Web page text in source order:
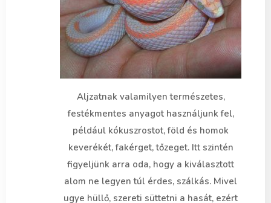
Aljzatnak valamilyen természetes,
festékmentes anyagot használjunk fel,
például kókuszrostot, föld és homok
keverékét, fakérget, tőzeget. Itt szintén
figyeljünk arra oda, hogy a kiválasztott
alom ne legyen túl érdes, szálkás. Mivel
ugye hüllő, szereti süttetni a hasát, ezért